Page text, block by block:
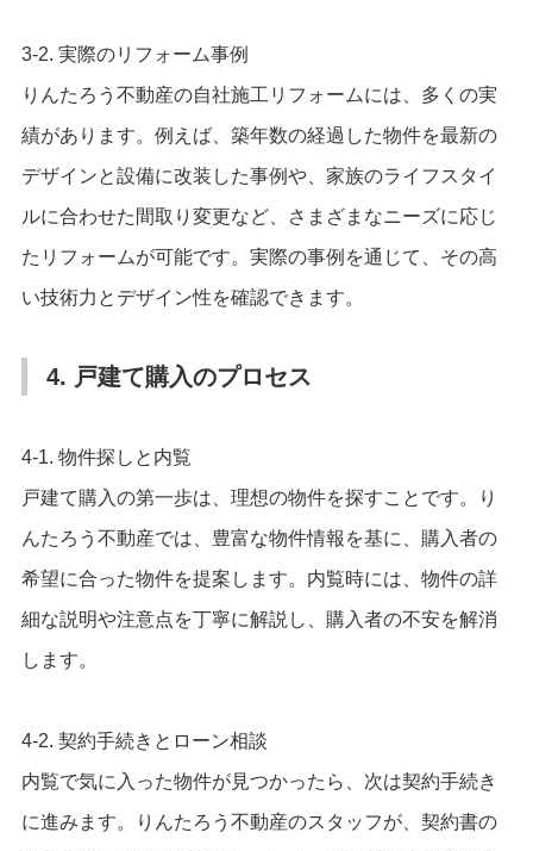
3-2. 実際のリフォーム事例
りんたろう不動産の自社施工リフォームには、多くの実
績があります。例えば、築年数の経過した物件を最新の
デザインと設備に改装した事例や、家族のライフスタイ
ルに合わせた間取り変更など、さまざまなニーズに応じ
たリフォームが可能です。実際の事例を通じて、その高
い技術力とデザイン性を確認できます。
4. 戸建て購入のプロセス
4-1. 物件探しと内覧
戸建て購入の第一歩は、理想の物件を探すことです。り
んたろう不動産では、豊富な物件情報を基に、購入者の
希望に合った物件を提案します。内覧時には、物件の詳
細な説明や注意点を丁寧に解説し、購入者の不安を解消
します。
4-2. 契約手続きとローン相談
内覧で気に入った物件が見つかったら、次は契約手続き
に進みます。りんたろう不動産のスタッフが、契約書の